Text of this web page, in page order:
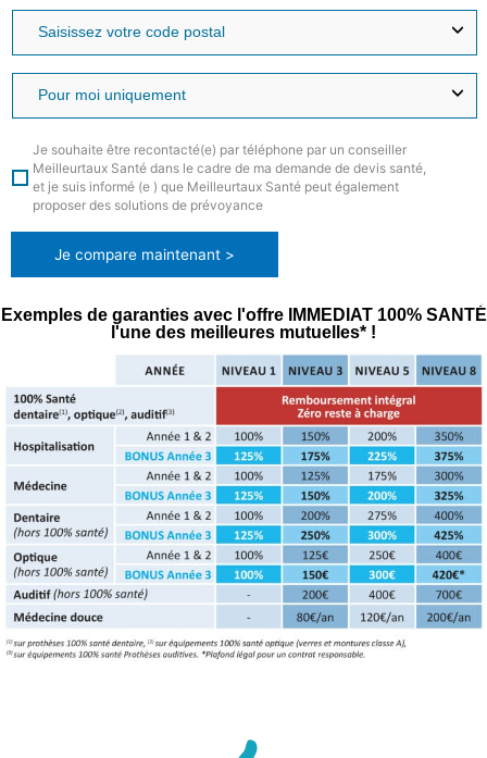
Exemples de garanties avec l'offre IMMEDIAT 100% SANTÉ
l'une des meilleures mutuelles* !
Je souhaite être recontacté(e) par téléphone par un conseiller
Meilleurtaux Santé dans le cadre de ma demande de devis santé,
et je suis informé (e ) que Meilleurtaux Santé peut également
proposer des solutions de prévoyance
Je compare maintenant >